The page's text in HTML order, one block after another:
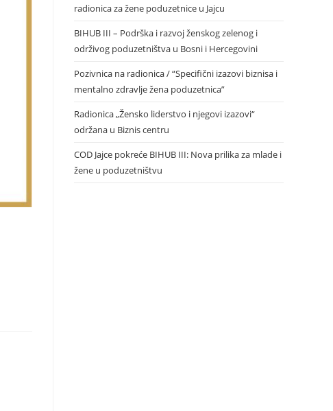
radionica za žene poduzetnice u Jajcu
BIHUB III – Podrška i razvoj ženskog zelenog i
održivog poduzetništva u Bosni i Hercegovini
Pozivnica na radionica / “Specifični izazovi biznisa i
mentalno zdravlje žena poduzetnica”
Radionica „Žensko liderstvo i njegovi izazovi“
održana u Biznis centru
COD Jajce pokreće BIHUB III: Nova prilika za mlade i
žene u poduzetništvu